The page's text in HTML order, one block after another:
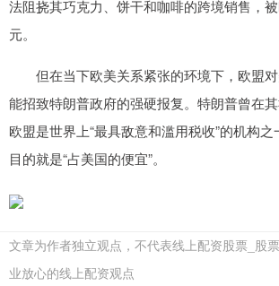
法阻挠其巧克力、饼干和咖啡的跨境销售，
元。
但在当下欧美关系紧张的环境下，欧盟对
能招致特朗普政府的强硬报复。特朗普曾在
欧盟是世界上“最具敌意和滥用税收”的机构
目的就是“占美国的便宜”。
文章为作者独立观点，不代表线上配资股票_股
业放心的线上配资观点